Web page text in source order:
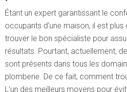
Étant un expert garantissant le
occupants d’une maison, il est
trouver le bon spécialiste pour
résultats. Pourtant, actuellement,
sont présents dans tous les
plomberie. De ce fait, comment
L’un des meilleurs moyens pour